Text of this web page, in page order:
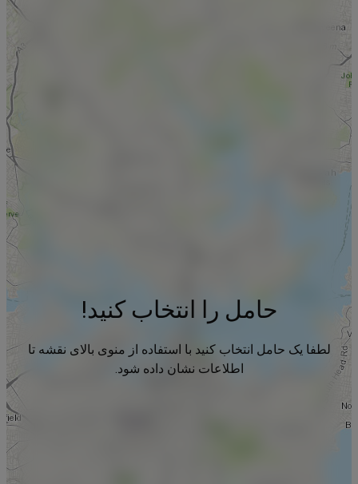
حامل را انتخاب کنید!
لطفا یک حامل انتخاب کنید با استفاده از منوی بالای نقشه تا
اطلاعات نشان داده شود.